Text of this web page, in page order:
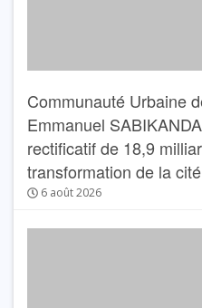
Communauté Urbaine
Emmanuel
rectificatif de 18,9
transformation de la
6 août 2026